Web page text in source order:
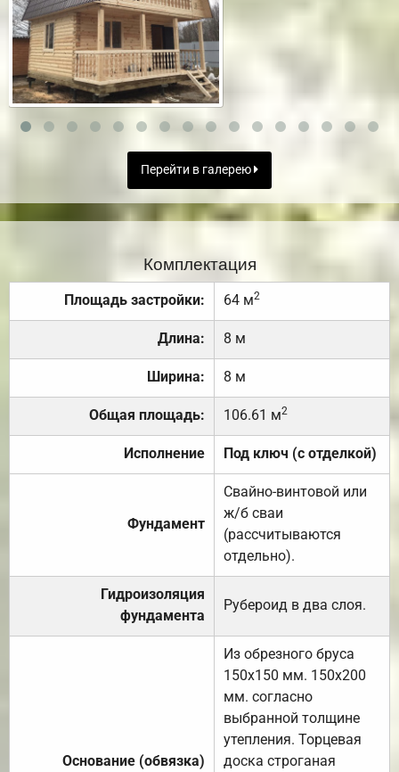
Перейти в галерею
Комплектация
Площадь застройки: 64 м2
Длина: 8 м
Ширина: 8 м
Общая площадь: 106.61 м2
Исполнение Под ключ (с отделкой)
Фундамент
Свайно-винтовой или
ж/б сваи
(рассчитываются
отдельно).
Гидроизоляция
фундамента
Рубероид в два слоя.
Основание (обвязка)
Из обрезного бруса
150х150 мм. 150х200
мм. согласно
выбранной толщине
утепления. Торцевая
доска строганая